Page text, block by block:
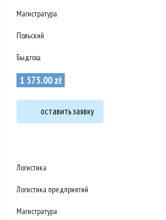
Магистратура
Польский
Быдгощ
1 575.00zł
оставить заявку
Логистика
Логистика предприятий
Магистратура